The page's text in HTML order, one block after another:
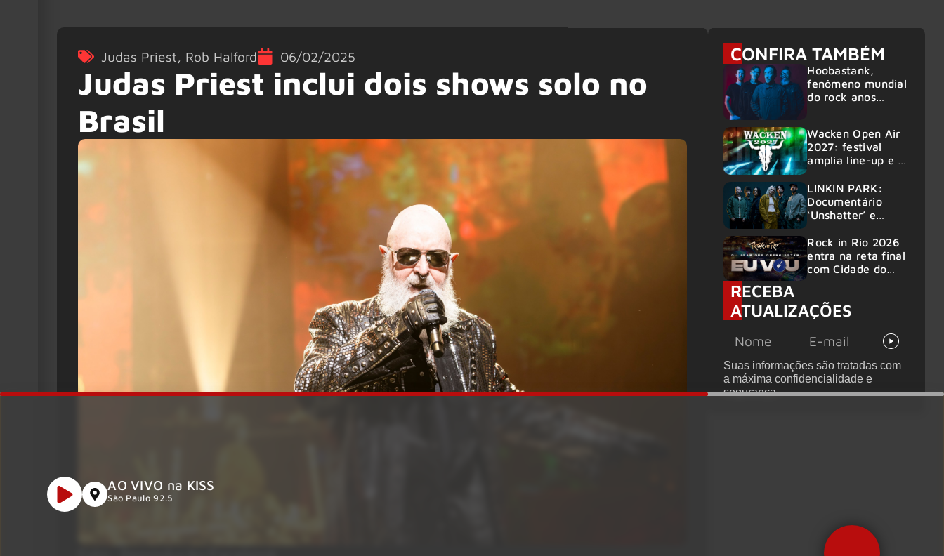
Judas Priest, Rob Halford 06/02/2025
Judas Priest inclui dois shows solo no
Brasil
CONFIRA TAMBÉM
Hoobastank,
fenômeno mundial
do rock anos
shows
Wacken Open Air
2027: festival
amplia line-up e já
50 bandas
LINKIN PARK:
Documentário
‘Unshatter’ e
anunciados
Rock in Rio 2026
entra na reta final
com Cidade do
acelerada e line-
up completo
confirmado
RECEBA
ATUALIZAÇÕES
Suas informações são tratadas com
a máxima confidencialidade e
segurança.
AO VIVO na KISS
São Paulo 92.5